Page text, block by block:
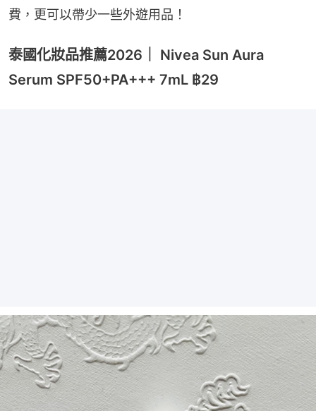
費，更可以帶少一些外遊用品！
泰國化妝品推薦2026｜ Nivea Sun Aura
Serum SPF50+PA+++ 7mL ฿29